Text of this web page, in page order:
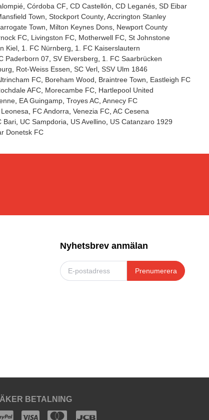
Córdoba CF CD Castellón CD Leganés SD Eibar
Town Stockport County Accrington Stanley
Town Milton Keynes Dons Newport County
FC Livingston FC Motherwell FC St Johnstone
Kiel 1. FC Nürnberg
1. FC Kaiserslautern
Paderborn 07 SV Elversberg
1. FC Saarbrücken
Rot-Weiss Essen SC Verl SSV Ulm 1846
FC Boreham Wood Braintree Town
Eastleigh FC
AFC Morecambe FC Hartlepool United
EA Guingamp Troyes AC Annecy FC
FC Andorra Venezia FC AC Cesena
Bari UC Sampdoria US Avellino US Catanzaro 1929
Donetsk FC
Nyhetsbrev anmälan
Prenumerera
BETALNING